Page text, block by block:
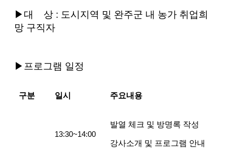
▶ 대 상 : 도시지역 및 완주군 내 농가 취업희
망 구직자
▶프로그램 일정
구분 일시 주요내용
13:30~14:00
발열 체크 및 방명록 작성
강사소개 및 프로그램 안내